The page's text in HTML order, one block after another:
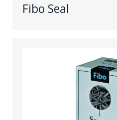
Fibo Seal